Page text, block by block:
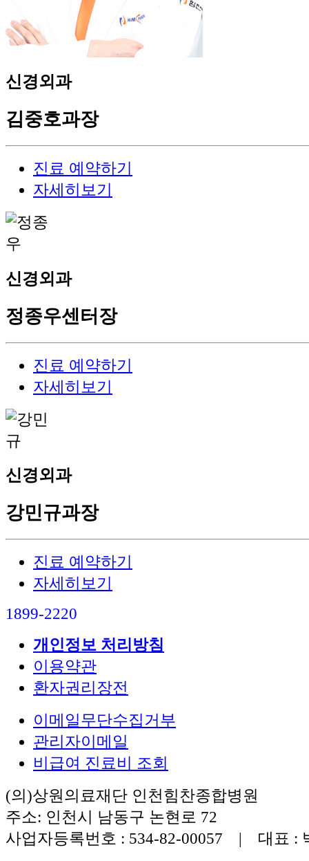
신경외과
김중호과장
진료 예약하기
자세히보기
신경외과
정종우센터장
진료 예약하기
자세히보기
신경외과
강민규과장
진료 예약하기
자세히보기
1899-2220
개인정보 처리방침
이용약관
환자권리장전
이메일무단수집거부
관리자이메일
비급여 진료비 조회
(의)상원의료재단 인천힘찬종합병원
주소: 인천시 남동구 논현로 72
사업자등록번호 : 534-82-00057 | 대표 :